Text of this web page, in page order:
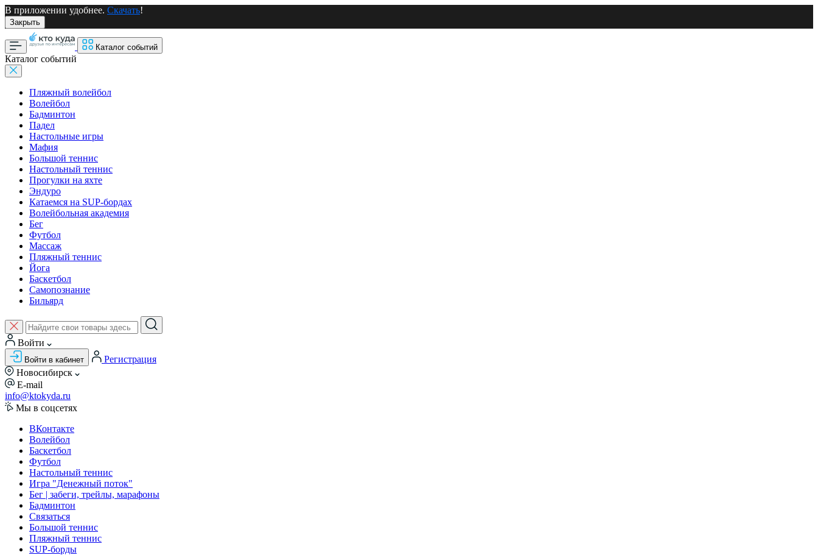
В приложении удобнее. Скачать!
Закрыть
Каталог событий
Каталог событий
Пляжный волейбол
Волейбол
Бадминтон
Падел
Настольные игры
Мафия
Большой теннис
Настольный теннис
Прогулки на яхте
Эндуро
Катаемся на SUP-бордах
Волейбольная академия
Бег
Футбол
Массаж
Пляжный теннис
Йога
Баскетбол
Самопознание
Бильярд
Войти
Войти в кабинет
Регистрация
Новосибирск
E-mail
info@ktokyda.ru
Мы в соцсетях
ВКонтакте
Волейбол
Баскетбол
Футбол
Настольный теннис
Игра "Денежный поток"
Бег | забеги, трейлы, марафоны
Бадминтон
Связаться
Большой теннис
Пляжный теннис
SUP-борды